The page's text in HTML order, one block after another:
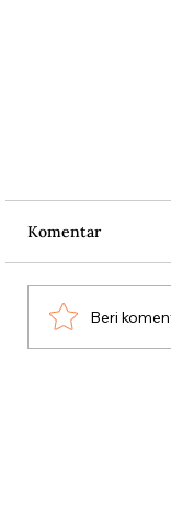
Dari
Komentar
Beri